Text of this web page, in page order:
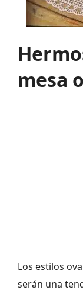
mesa
Los estilos
serán una